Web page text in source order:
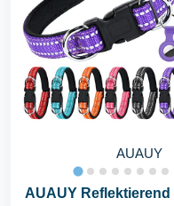
AUAUY
AUAUY